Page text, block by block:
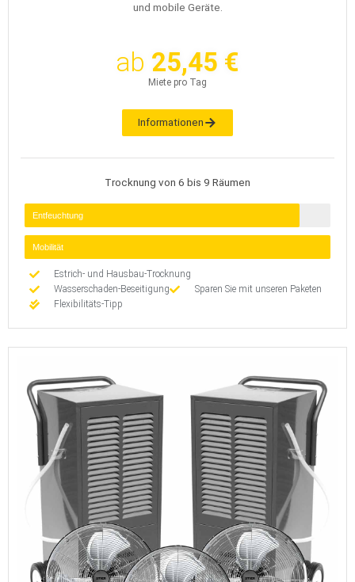
und mobile Geräte.
ab 25,45 €
Miete pro Tag
Informationen
Trocknung von 6 bis 9 Räumen
Entfeuchtung
Mobilität
Estrich- und Hausbau-Trocknung
Wasserschaden-Beseitigung
Sparen Sie mit unseren Paketen
Flexibilitäts-Tipp